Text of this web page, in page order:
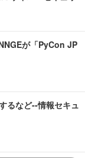
が「PyCon JP
るなど--情報セキュ